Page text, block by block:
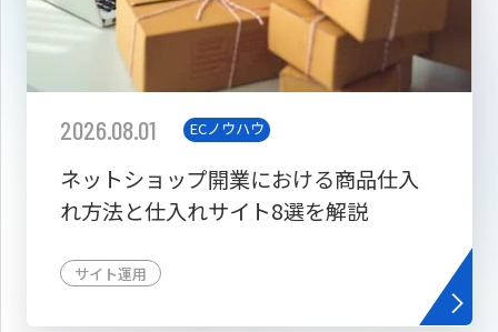
2026.08.01 ECノウハウ
ネットショップ開業における商品仕入
れ方法と仕入れサイト8選を解説
サイト運用